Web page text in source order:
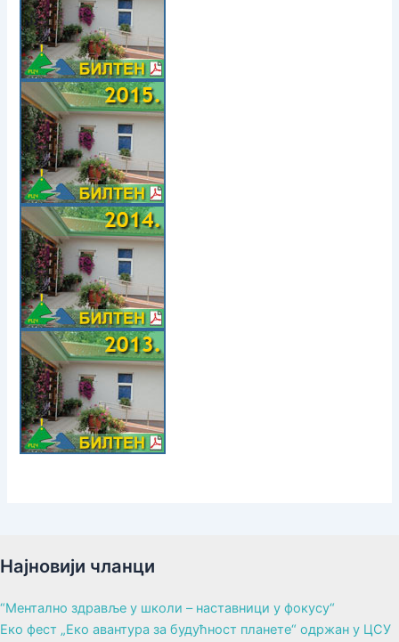
Најновији чланци
“Ментално здравље у школи – наставници у фокусу“
Еко фест „Еко авантура за будућност планете“ одржан у ЦСУ